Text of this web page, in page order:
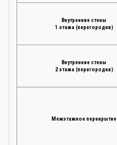
Внутренние стены
1 этажа (перегородки)
Внутренние стены
2 этажа (перегородки)
Межэтажное перекрытие